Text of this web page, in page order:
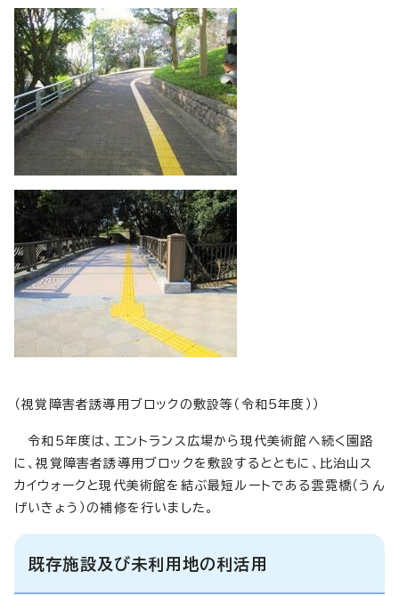
（視覚障害者誘導用ブロックの敷設等（令和5年度））
令和5年度は、エントランス広場から現代美術館へ続く園路
に、視覚障害者誘導用ブロックを敷設するとともに、比治山ス
カイウォークと現代美術館を結ぶ最短ルートである雲霓橋（うん
げいきょう）の補修を行いました。
既存施設及び未利用地の利活用